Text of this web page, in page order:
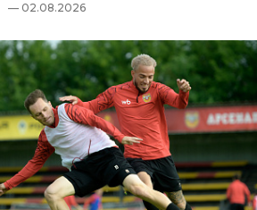
— 02.08.2026